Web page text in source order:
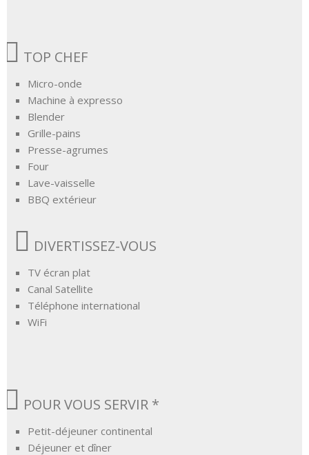
TOP CHEF
Micro-onde
Machine à expresso
Blender
Grille-pains
Presse-agrumes
Four
Lave-vaisselle
BBQ extérieur
DIVERTISSEZ-VOUS
TV écran plat
Canal Satellite
Téléphone international
WiFi
POUR VOUS SERVIR *
Petit-déjeuner continental
Déjeuner et dîner